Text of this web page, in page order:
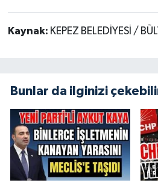
Kaynak: KEPEZ BELEDİYESİ /
Bunlar da ilginizi